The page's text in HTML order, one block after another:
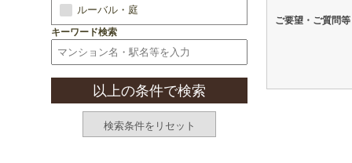
ご要望・ご質問等
ルーバル・庭
キーワード検索